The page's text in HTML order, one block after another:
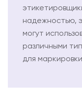
надежностью,
могут
различными
для